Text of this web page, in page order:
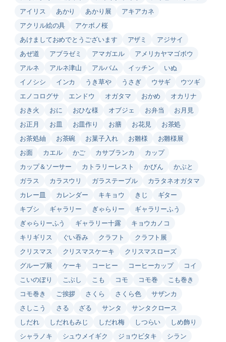
アイリス
あかり あかり展
アキアカネ
アクリル絵の具
アケボノ桜
あけましておめでとうございます
アザミ
アジサイ
あぜ道
アブラゼミ アマガエル
アメリカヤマゴボウ
アルネ
アルネ津山 アルバム イッチン
いぬ
イノシシ
インカ うき草や うさぎ ウサギ
ウツギ
エノコログサ
エンドウ オガタマ おかめ
オカリナ
おき火
おに おひな様 オブジェ お弁当
お月見
お正月
お皿 お皿作り お膳 お花見
お茶処
お茶処紬
お茶碗 お菓子入れ お雛様
お雛様展
お面
カエル かご カサブランカ
カップ
カップ＆ソーサー
カトラリーレスト かびん
かぶと
ガラス
カラスウリ ガラステーブル
カラタネオガタマ
カレー皿
カレンダー キキョウ きじ
ギター
キブシ
ギャラリー ぎゃらりー
ギャラリーふう
ぎゃらりーふう
ギャラリー十露
キョウカノコ
キリギリス
ぐい吞み クラフト
クラフト展
クリスマス
クリスマスケーキ
クリスマスローズ
グループ展
ケーキ コーヒー コーヒーカップ
コイ
こいのぼり
こぶし こも コモ コモ巻
こも巻き
コモ巻き
ご挨拶 さくら さくら色
サザンカ
さしこう
さる ざる サンタ
サンタクロース
しだれ
しだれもみじ しだれ梅 しつらい
しめ飾り
シャラノキ
シュウメイギク ジョウビタキ シラン